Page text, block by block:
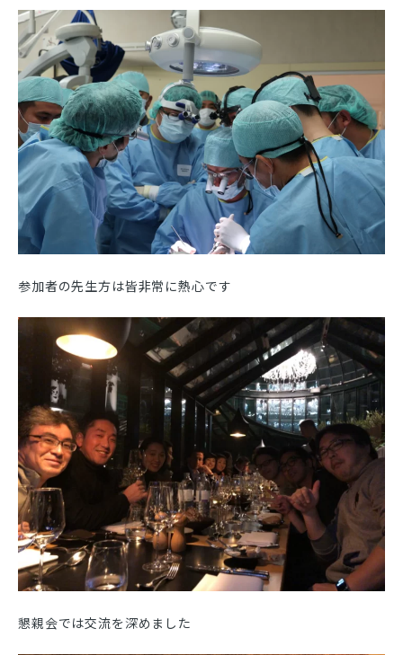
参加者の先生方は皆非常に熱心です
懇親会では交流を深めました